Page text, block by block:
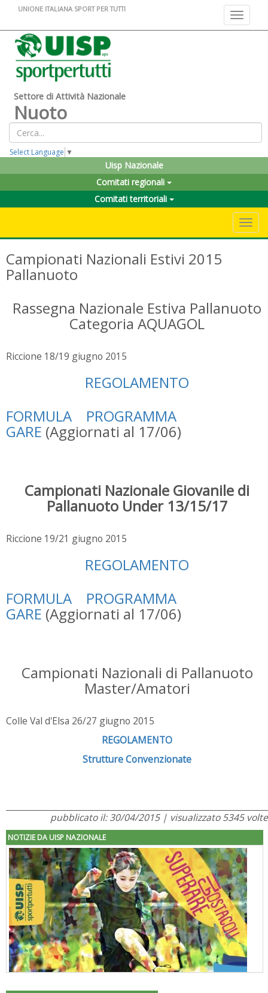
Toggle
UNIONE ITALIANA SPORT PER TUTTI
Settore di Attività Nazionale
Nuoto
Select Language ▼
Uisp Nazionale
Comitati regionali
Comitati territoriali
Campionati Nazionali Estivi 2015
Pallanuoto
Rassegna Nazionale Estiva Pallanuoto
Categoria AQUAGOL
Riccione 18/19 giugno 2015
REGOLAMENTO
FORMULA
PROGRAMMA
GARE (Aggiornati al 17/06)
Campionati Nazionale Giovanile di
Pallanuoto Under 13/15/17
Riccione 19/21 giugno 2015
REGOLAMENTO
FORMULA
PROGRAMMA
GARE (Aggiornati al 17/06)
Campionati Nazionali di Pallanuoto
Master/Amatori
Colle Val d'Elsa 26/27 giugno 2015
REGOLAMENTO
Strutture Convenzionate
pubblicato il: 30/04/2015 | visualizzato 5345 volte
NOTIZIE DA UISP NAZIONALE